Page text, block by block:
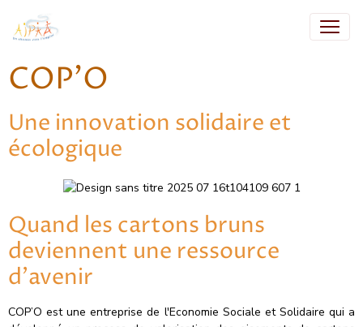
COP'O
Une innovation solidaire et
écologique
Quand les cartons bruns
deviennent une ressource
d’avenir
COP’O est une entreprise de l'Economie Sociale et Solidaire qui a